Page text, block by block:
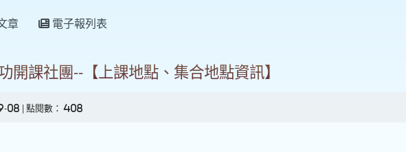
章 電子報列表
開課社團--【上課地點、集合地點資訊】
08 | 點閱數： 408